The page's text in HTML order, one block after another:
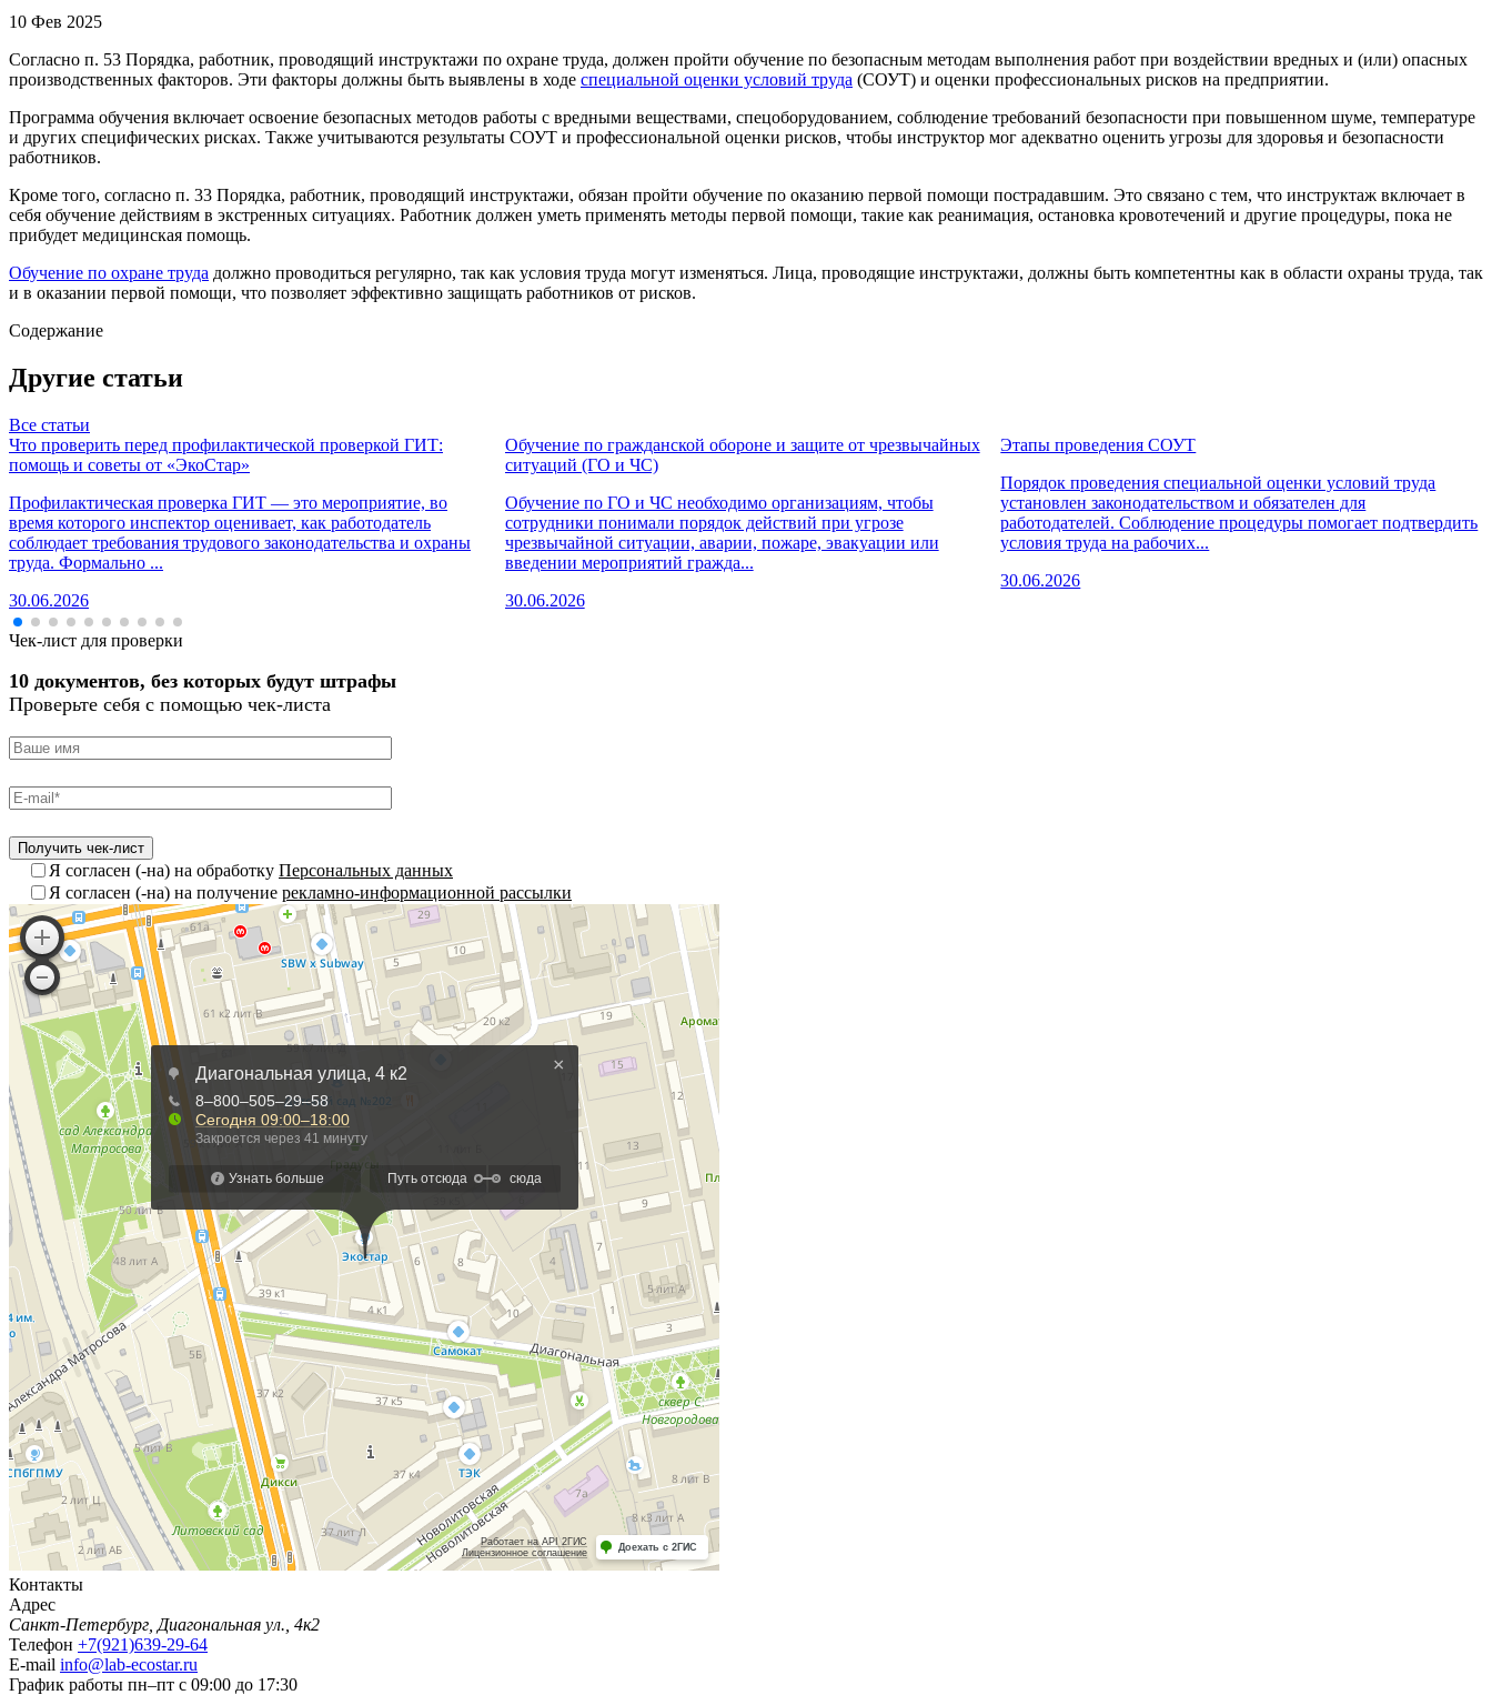
10 Фев 2025
Согласно п. 53 Порядка, работник, проводящий инструктажи по охране труда, должен пройти обучение по безопасным методам выполнения работ при воздействии вредных и (или) опасных
производственных факторов. Эти факторы должны быть выявлены в ходе специальной оценки условий труда (СОУТ) и оценки профессиональных рисков на предприятии.
Программа обучения включает освоение безопасных методов работы с вредными веществами, спецоборудованием, соблюдение требований безопасности при повышенном шуме, температуре
и других специфических рисках. Также учитываются результаты СОУТ и профессиональной оценки рисков, чтобы инструктор мог адекватно оценить угрозы для здоровья и безопасности
работников.
Кроме того, согласно п. 33 Порядка, работник, проводящий инструктажи, обязан пройти обучение по оказанию первой помощи пострадавшим. Это связано с тем, что инструктаж включает в
себя обучение действиям в экстренных ситуациях. Работник должен уметь применять методы первой помощи, такие как реанимация, остановка кровотечений и другие процедуры, пока не
прибудет медицинская помощь.
Обучение по охране труда должно проводиться регулярно, так как условия труда могут изменяться. Лица, проводящие инструктажи, должны быть компетентны как в области охраны труда, так
и в оказании первой помощи, что позволяет эффективно защищать работников от рисков.
Содержание
Другие статьи
Все статьи
Что проверить перед профилактической проверкой ГИТ:
помощь и советы от «ЭкоСтар»
Профилактическая проверка ГИТ — это мероприятие, во
время которого инспектор оценивает, как работодатель
соблюдает требования трудового законодательства и охраны
труда. Формально ...
30.06.2026
Обучение по гражданской обороне и защите от чрезвычайных
ситуаций (ГО и ЧС)
Обучение по ГО и ЧС необходимо организациям, чтобы
сотрудники понимали порядок действий при угрозе
чрезвычайной ситуации, аварии, пожаре, эвакуации или
введении мероприятий гражда...
30.06.2026
Этапы проведения СОУТ
Порядок проведения специальной оценки условий труда
установлен законодательством и обязателен для
работодателей. Соблюдение процедуры помогает подтвердить
условия труда на рабочих...
30.06.2026
Чек-лист для проверки
10 документов, без которых будут штрафы
Проверьте себя с помощью чек-листа
Я согласен (-на) на обработку Персональных данных
Я согласен (-на) на получение рекламно-информационной рассылки
Контакты
Адрес
Санкт-Петербург, Диагональная ул., 4к2
Телефон +7(921)639-29-64
E-mail info@lab-ecostar.ru
График работы пн–пт с 09:00 до 17:30